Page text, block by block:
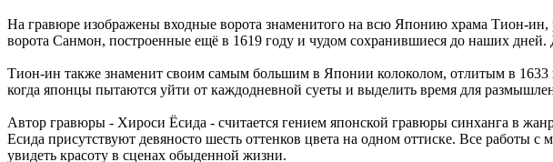
На гравюре изображены входные ворота знаменитого на всю Японию храма Тион-
ворота Санмон, построенные ещë в 1619 году и чудом сохранившиеся до наших
Тион-ин также знаменит своим самым большим в Японии колоколом, отлитым в 1633
когда японцы пытаются уйти от каждодневной суеты и выделить время для
Автор гравюры - Хироси Ёсида - считается гением японской гравюры синханга в
Есида присутствуют девяносто шесть оттенков цвета на одном оттиске. Все
увидеть красоту в сценах обыденной жизни.